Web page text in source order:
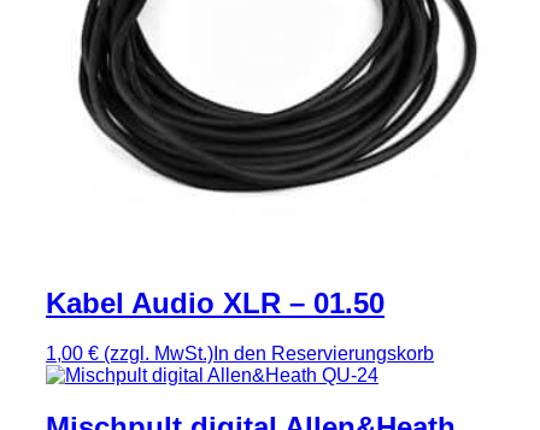
Kabel Audio XLR – 01.50
1,00 € (zzgl. MwSt.) In den Reservierungskorb